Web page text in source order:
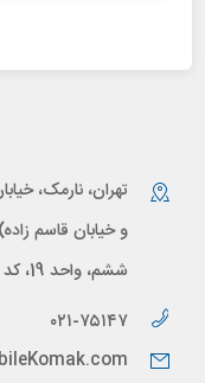
تهران، نارمک،
ششم، واحد 19، کد پستی: 1646668634
۰۲۱-۷۵۱۴۷